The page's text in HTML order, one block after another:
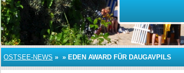
OSTSEE-NEWS » » EDEN AWARD FÜR DAUGAVPILS